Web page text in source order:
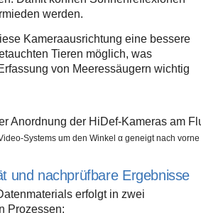
werden.
Kameraausrichtung eine bessere
Tieren möglich, was
von Meeressäugern wichtig
Systems um den Winkel α geneigt nach
und nachprüfbare Ergebnisse
erfolgt in zwei
Prozessen: